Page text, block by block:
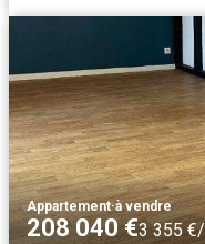
Appartement·à vendre
208 040 €3 355